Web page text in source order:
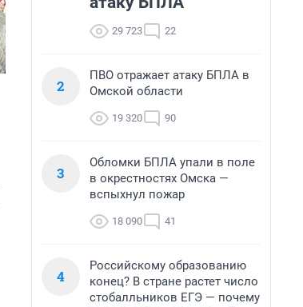
29 723 22
2
ПВО отражает атаку БПЛА в
Омской области
19 320 90
3
Обломки БПЛА упали в поле
в окрестностях Омска —
вспыхнул пожар
18 090 41
4
Российскому образованию
конец? В стране растет число
стобалльников ЕГЭ — почему